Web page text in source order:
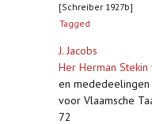
[Schreiber 1927b]
Tagged
J. Jacobs
Her Herman
en mededeelingen
voor Vlaamsche
72